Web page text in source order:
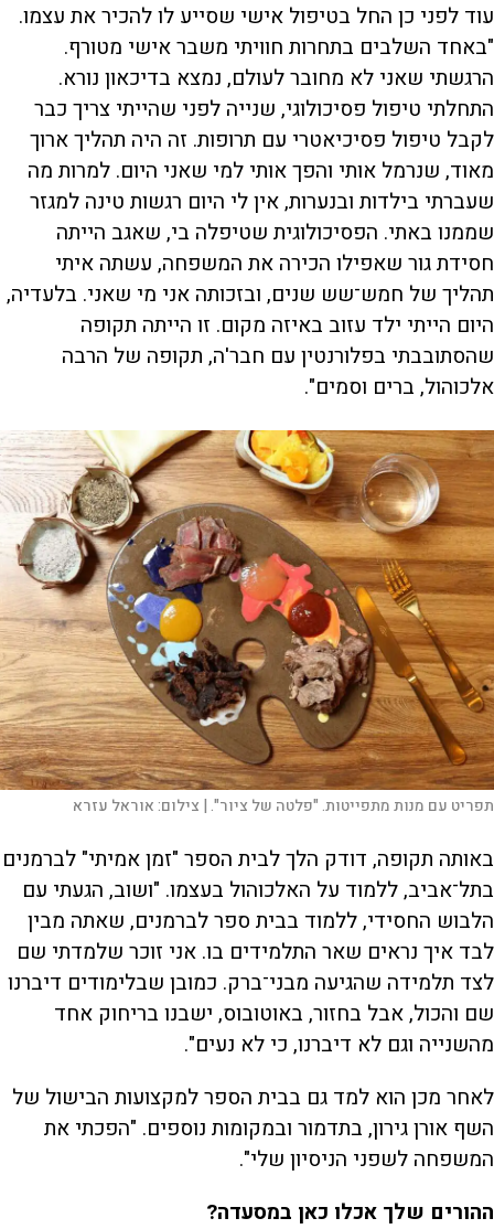
עוד לפני כן החל בטיפול אישי שסייע לו להכיר את עצמו.
"באחד השלבים בתחרות חוויתי משבר אישי מטורף.
הרגשתי שאני לא מחובר לעולם, נמצא בדיכאון נורא.
התחלתי טיפול פסיכולוגי, שנייה לפני שהייתי צריך כבר
לקבל טיפול פסיכיאטרי עם תרופות. זה היה תהליך ארוך
מאוד, שנרמל אותי והפך אותי למי שאני היום. למרות מה
שעברתי בילדות ובנערות, אין לי היום רגשות טינה למגזר
שממנו באתי. הפסיכולוגית שטיפלה בי, שאגב הייתה
חסידת גור שאפילו הכירה את המשפחה, עשתה איתי
תהליך של חמש־שש שנים, ובזכותה אני מי שאני. בלעדיה,
היום הייתי ילד עזוב באיזה מקום. זו הייתה תקופה
שהסתובבתי בפלורנטין עם חבר'ה, תקופה של הרבה
אלכוהול, ברים וסמים".
תפריט עם מנות מתפייטות. "פלטה של ציור". | צילום:אוראל עזרא
באותה תקופה, דודק הלך לבית הספר "זמן אמיתי" לברמנים
בתל־אביב, ללמוד על האלכוהול בעצמו. "ושוב, הגעתי עם
הלבוש החסידי, ללמוד בבית ספר לברמנים, שאתה מבין
לבד איך נראים שאר התלמידים בו. אני זוכר שלמדתי שם
לצד תלמידה שהגיעה מבני־ברק. כמובן שבלימודים דיברנו
שם והכול, אבל בחזור, באוטובוס, ישבנו בריחוק אחד
מהשנייה וגם לא דיברנו, כי לא נעים".
לאחר מכן הוא למד גם בבית הספר למקצועות הבישול של
השף אורן גירון, בתדמור ובמקומות נוספים. "הפכתי את
המשפחה לשפני הניסיון שלי".
ההורים שלך אכלו כאן במסעדה?